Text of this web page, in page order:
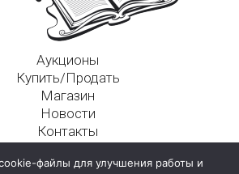
Аукционы
Купить/Продать
Магазин
Новости
Контакты
Никитский пер., д. 4а, стр. 1
файлы для улучшения работы и